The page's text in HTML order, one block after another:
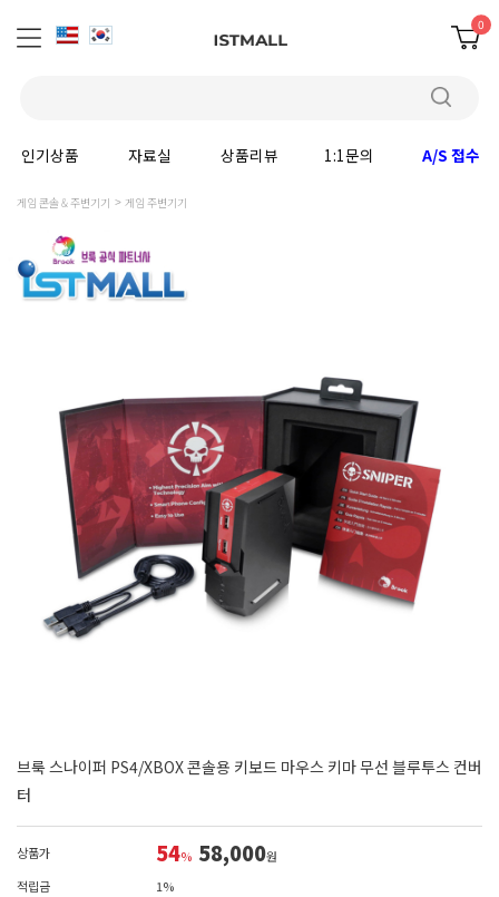
0
인기상품 자료실 상품리뷰 1:1문의 A/S 접수
게임 콘솔 & 주변기기 게임 주변기기
브룩 스나이퍼 PS4/XBOX 콘솔용 키보드 마우스 키마 무선 블루투스 컨버
터
상품가 54% 58,000원
적립금
1%